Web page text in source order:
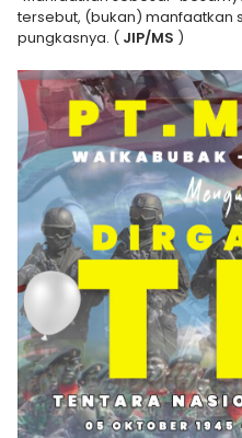
tersebut, (bukan) manfaatkan
pungkasnya. ( JIP/MS )